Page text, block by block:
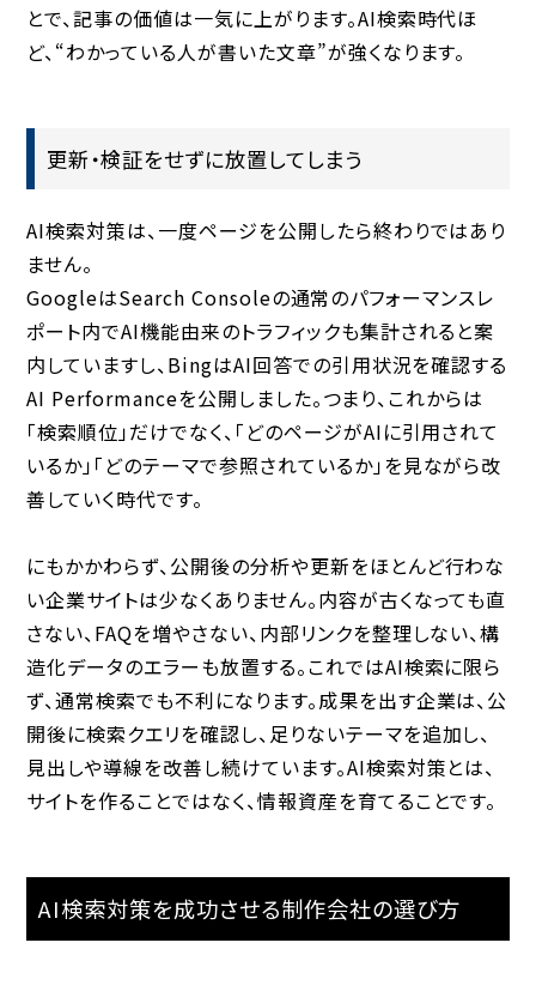
とで、記事の価値は一気に上がります。AI検索時代ほ
ど、“わかっている人が書いた文章”が強くなります。
更新・検証をせずに放置してしまう
AI検索対策は、一度ページを公開したら終わりではあり
ません。
GoogleはSearch Consoleの通常のパフォーマンスレ
ポート内でAI機能由来のトラフィックも集計されると案
内していますし、BingはAI回答での引用状況を確認する
AI Performanceを公開しました。つまり、これからは
「検索順位」だけでなく、「どのページがAIに引用されて
いるか」「どのテーマで参照されているか」を見ながら改
善していく時代です。
にもかかわらず、公開後の分析や更新をほとんど行わな
い企業サイトは少なくありません。内容が古くなっても直
さない、FAQを増やさない、内部リンクを整理しない、構
造化データのエラーも放置する。これではAI検索に限ら
ず、通常検索でも不利になります。成果を出す企業は、公
開後に検索クエリを確認し、足りないテーマを追加し、
見出しや導線を改善し続けています。AI検索対策とは、
サイトを作ることではなく、情報資産を育てることです。
AI検索対策を成功させる制作会社の選び方